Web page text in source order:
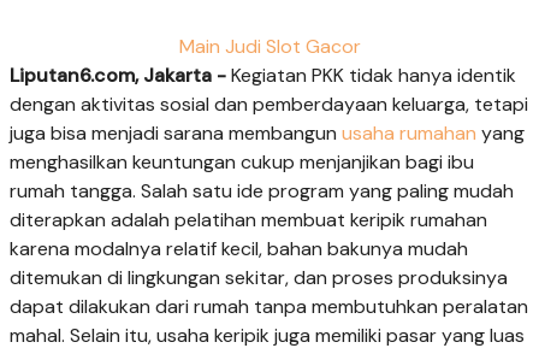
Main Judi Slot Gacor
Liputan6.com, Jakarta -Kegiatan PKK tidak hanya identik
dengan aktivitas sosial dan pemberdayaan keluarga, tetapi
juga bisa menjadi sarana membangun usaha rumahan yang
menghasilkan keuntungan cukup menjanjikan bagi ibu
rumah tangga. Salah satu ide program yang paling mudah
diterapkan adalah pelatihan membuat keripik rumahan
karena modalnya relatif kecil, bahan bakunya mudah
ditemukan di lingkungan sekitar, dan proses produksinya
dapat dilakukan dari rumah tanpa membutuhkan peralatan
mahal. Selain itu, usaha keripik juga memiliki pasar yang luas